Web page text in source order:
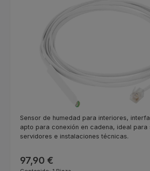
Sensor de humedad para interiores,
apto para conexión en cadena, ideal para
servidores e instalaciones técnicas.
Precio normal:
97,90 €